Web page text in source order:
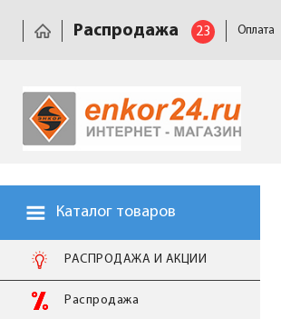
Распродажа 23 Оплата
Каталог товаров
РАСПРОДАЖА И АКЦИИ
Распродажа